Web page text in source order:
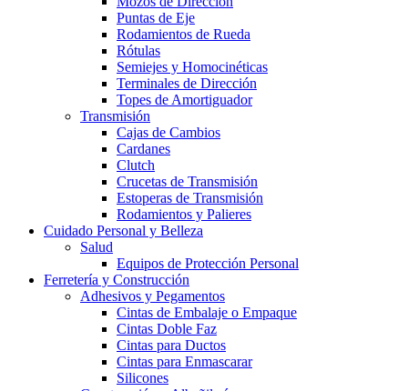
Puntas de Eje
Rodamientos de Rueda
Rótulas
Semiejes y Homocinéticas
Terminales de Dirección
Topes de Amortiguador
Transmisión
Cajas de Cambios
Cardanes
Clutch
Crucetas de Transmisión
Estoperas de Transmisión
Rodamientos y Palieres
Cuidado Personal y Belleza
Salud
Equipos de Protección Personal
Ferretería y Construcción
Adhesivos y Pegamentos
Cintas de Embalaje o Empaque
Cintas Doble Faz
Cintas para Ductos
Cintas para Enmascarar
Silicones